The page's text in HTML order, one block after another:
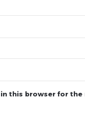
this browser for the